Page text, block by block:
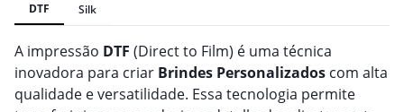
DTF Silk
A impressão DTF (Direct to Film) é uma técnica
inovadora para criar Brindes Personalizados com alta
qualidade e versatilidade. Essa tecnologia permite